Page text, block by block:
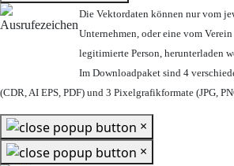
Die Vektordaten können nur vom
Unternehmen, oder eine vom
legitimierte Person, herunterladen
Im Downloadpaket sind 4
(CDR, AI EPS, PDF) und 3 Pixelgrafikformate (JPG,
×
×